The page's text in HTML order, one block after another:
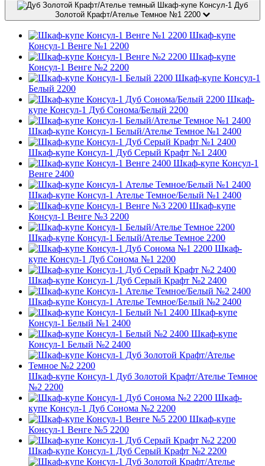
Шкаф-купе Консул-1 Дуб
Золотой Крафт/Ателье Темное №1 2200
Шкаф-купе
Консул-1 Венге №1 2200
Шкаф-купе
Консул-1 Венге №2 2200
Шкаф-купе Консул-1
Белый 2200
Шкаф-
купе Консул-1 Дуб Сонома/Белый 2200
Шкаф-купе Консул-1 Белый/Ателье Темное №1 2400
Шкаф-купе Консул-1 Дуб Серый Крафт №1 2400
Шкаф-купе Консул-1
Венге 2400
Шкаф-купе Консул-1 Ателье Темное/Белый №1 2400
Шкаф-купе
Консул-1 Венге №3 2200
Шкаф-купе Консул-1 Белый/Ателье Темное 2200
Шкаф-
купе Консул-1 Дуб Сонома №1 2200
Шкаф-купе Консул-1 Дуб Серый Крафт №2 2400
Шкаф-купе Консул-1 Ателье Темное/Белый №2 2400
Шкаф-купе
Консул-1 Белый №1 2400
Шкаф-купе
Консул-1 Белый №2 2400
Шкаф-купе Консул-1 Дуб Золотой Крафт/Ателье Темное
№2 2200
Шкаф-
купе Консул-1 Дуб Сонома №2 2200
Шкаф-купе
Консул-1 Венге №5 2200
Шкаф-купе Консул-1 Дуб Серый Крафт №2 2200